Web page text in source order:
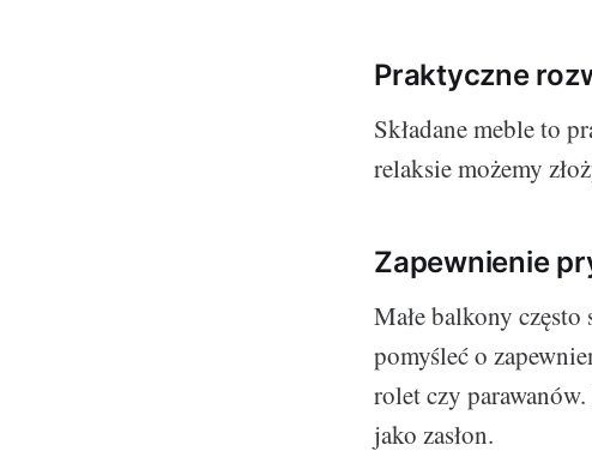
Praktyczne
Składane meble to
relaksie możemy
Zapewnienie
Małe balkony
pomyśleć o
rolet czy
jako zasłon.